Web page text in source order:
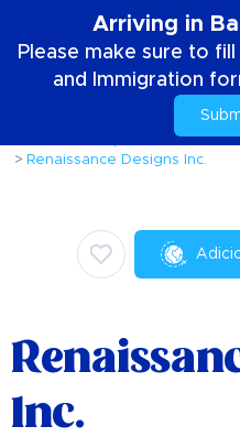
Arriving in
Please make sure to
and Immigration
Coisas para fazer
Renaissance Designs Inc.
Inc.